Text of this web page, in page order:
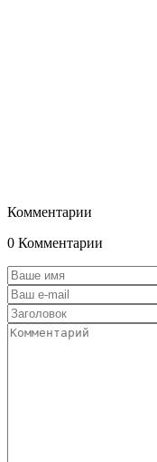
Комментарии
0 Комментарии